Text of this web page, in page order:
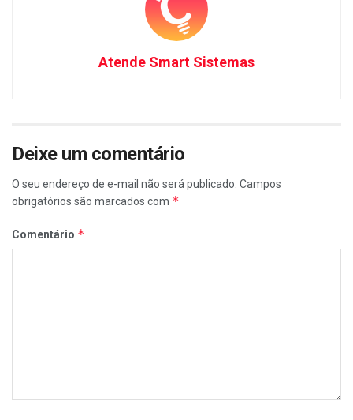
Atende Smart Sistemas
Deixe um comentário
O seu endereço de e-mail não será publicado. Campos
obrigatórios são marcados com *
Comentário *